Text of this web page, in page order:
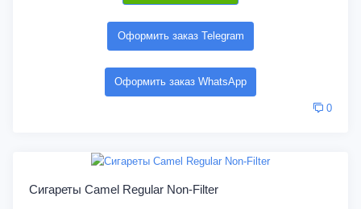
Оформить заказ Telegram
Оформить заказ WhatsApp
0
Сигареты Camel Regular Non-Filter